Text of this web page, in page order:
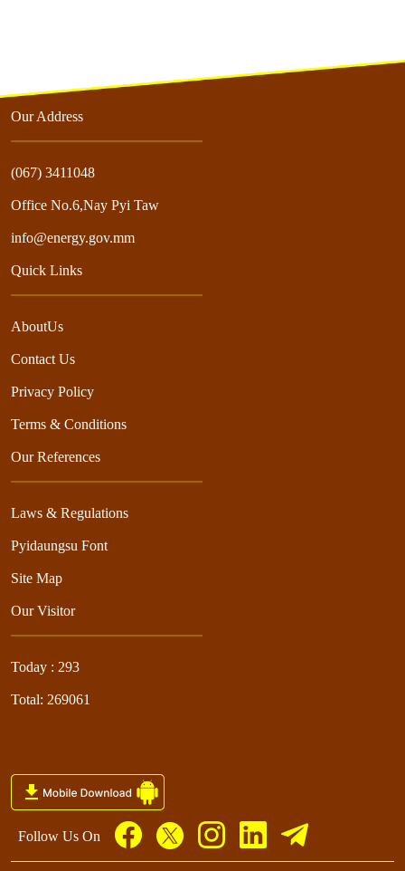
Our Address
(067) 3411048
Office No.6,Nay Pyi Taw
info@energy.gov.mm
Quick Links
AboutUs
Contact Us
Privacy Policy
Terms & Conditions
Our References
Laws & Regulations
Pyidaungsu Font
Site Map
Our Visitor
Today : 293
Total: 269061
Follow Us On